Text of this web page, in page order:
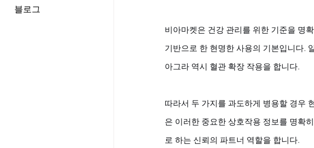
비아마켓은 건강 관리를 위한 기준을 명
기반으로 한 현명한 사용의 기본입니다.
아그라 역시 혈관 확장 작용을 합니다.
따라서 두 가지를 과도하게 병용할 경우
은 이러한 중요한 상호작용 정보를 명확
로 하는 신뢰의 파트너 역할을 합니다.
블로그